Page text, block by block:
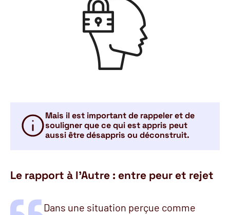
Mais il est important de rappeler et de
souligner que ce qui est appris peut
aussi être désappris ou déconstruit.
Le rapport à l’Autre : entre peur et rejet
Dans une situation perçue comme